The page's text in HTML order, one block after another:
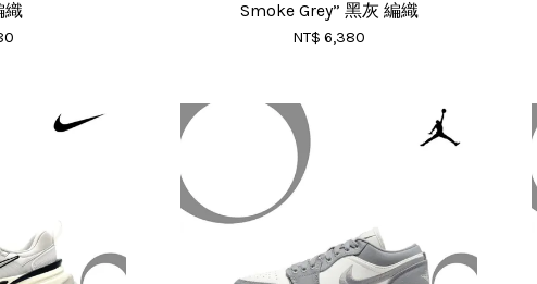
織
Smoke Grey” 黑灰 編織
NT$ 6,380